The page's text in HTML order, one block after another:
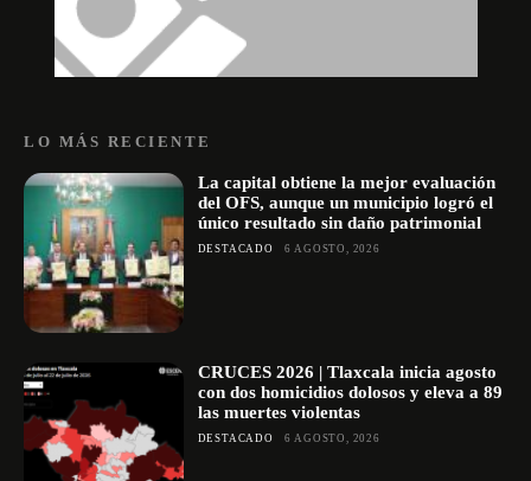
LO MÁS RECIENTE
La capital obtiene la mejor evaluación
del OFS, aunque un municipio logró el
único resultado sin daño patrimonial
DESTACADO 6 AGOSTO, 2026
CRUCES 2026 | Tlaxcala inicia agosto
con dos homicidios dolosos y eleva a 89
las muertes violentas
DESTACADO 6 AGOSTO, 2026